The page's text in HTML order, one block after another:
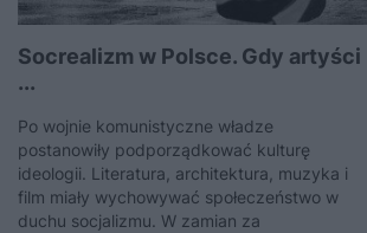
Socrealizm w Polsce. Gdy artyści
...
Po wojnie komunistyczne władze
postanowiły podporządkować kulturę
ideologii. Literatura, architektura, muzyka i
film miały wychowywać społeczeństwo w
duchu socjalizmu. W zamian za